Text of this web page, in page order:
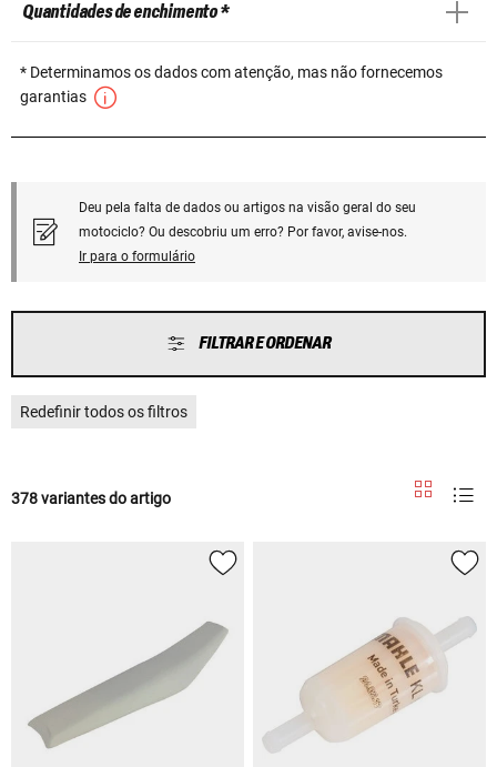
Quantidades de enchimento *
* Determinamos os dados com atenção, mas não fornecemos
garantias
Deu pela falta de dados ou artigos na visão geral do seu
motociclo? Ou descobriu um erro? Por favor, avise-nos.
Ir para o formulário
FILTRAR E ORDENAR
Redefinir todos os filtros
378 variantes do artigo